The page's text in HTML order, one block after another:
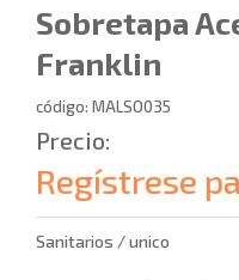
Sobretapa
Franklin
código: MALSO035
Precio:
Regístrese
Sanitarios / unico